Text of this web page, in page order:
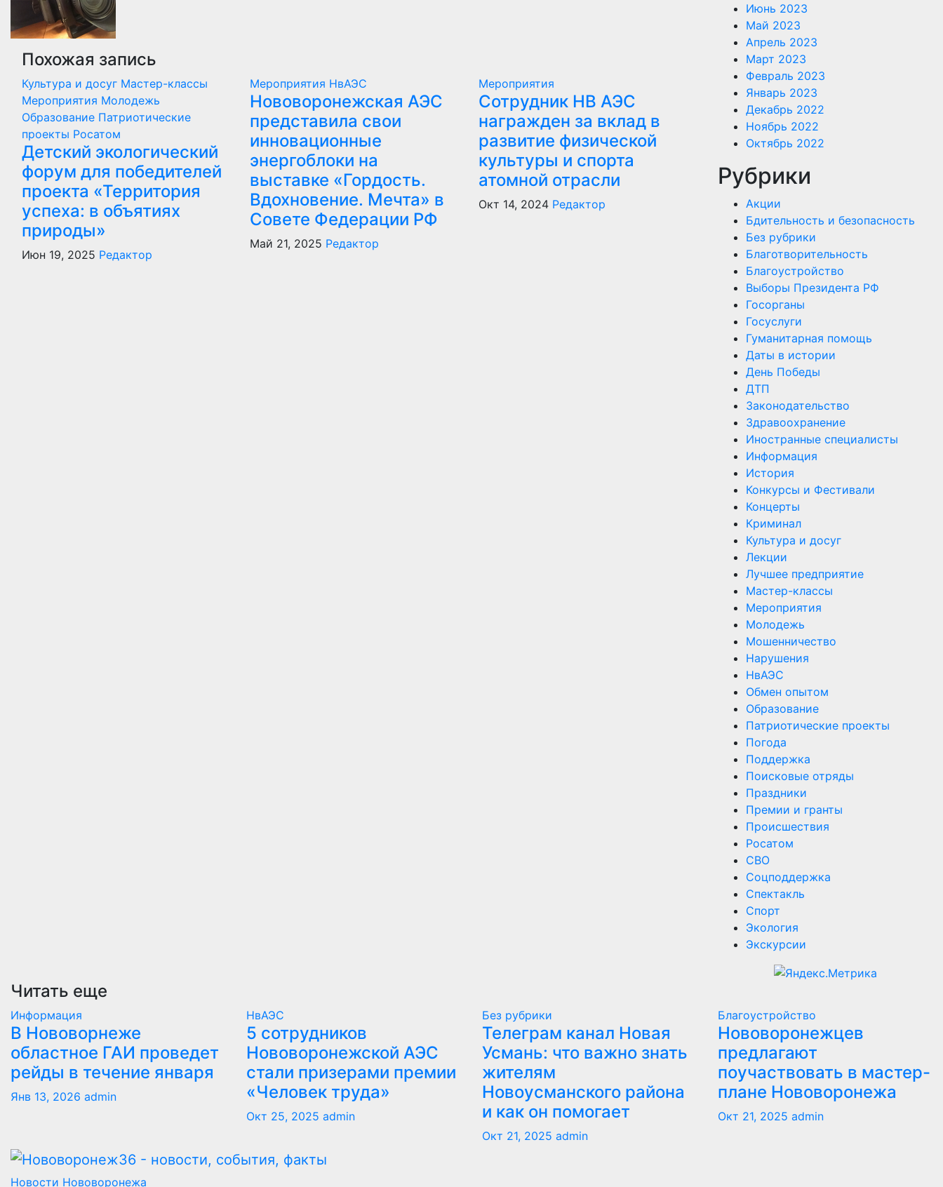
Похожая запись
Культура и досуг Мастер-классы
Мероприятия Молодежь
Образование Патриотические
проекты Росатом
Детский экологический
форум для победителей
проекта «Территория
успеха: в объятиях
природы»
Июн 19, 2025 Редактор
Мероприятия НвАЭС
Нововоронежская АЭС
представила свои
инновационные
энергоблоки на
выставке «Гордость.
Вдохновение. Мечта» в
Совете Федерации РФ
Май 21, 2025 Редактор
Мероприятия
Сотрудник НВ АЭС
награжден за вклад в
развитие физической
культуры и спорта
атомной отрасли
Окт 14, 2024 Редактор
Июнь 2023
Май 2023
Апрель 2023
Март 2023
Февраль 2023
Январь 2023
Декабрь 2022
Ноябрь 2022
Октябрь 2022
Рубрики
Акции
Бдительность и безопасность
Без рубрики
Благотворительность
Благоустройство
Выборы Президента РФ
Госорганы
Госуслуги
Гуманитарная помощь
Даты в истории
День Победы
ДТП
Законодательство
Здравоохранение
Иностранные специалисты
Информация
История
Конкурсы и Фестивали
Концерты
Криминал
Культура и досуг
Лекции
Лучшее предприятие
Мастер-классы
Мероприятия
Молодежь
Мошенничество
Нарушения
НвАЭС
Обмен опытом
Образование
Патриотические проекты
Погода
Поддержка
Поисковые отряды
Праздники
Премии и гранты
Происшествия
Росатом
СВО
Соцподдержка
Спектакль
Спорт
Экология
Экскурсии
Читать еще
Информация
В Нововорнеже
областное ГАИ проведет
рейды в течение января
Янв 13, 2026 admin
НвАЭС
5 сотрудников
Нововоронежской АЭС
стали призерами премии
«Человек труда»
Окт 25, 2025 admin
Без рубрики
Телеграм канал Новая
Усмань: что важно знать
жителям
Новоусманского района
и как он помогает
Окт 21, 2025 admin
Благоустройство
Нововоронежцев
предлагают
поучаствовать в мастер-
плане Нововоронежа
Окт 21, 2025 admin
Новости Нововоронежа